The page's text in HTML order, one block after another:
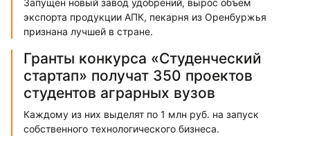
экспорта продукции АПК, пекарня из Оренбуржья
признана лучшей в стране.
Гранты конкурса «Студенческий
стартап» получат 350 проектов
студентов аграрных вузов
Каждому из них выделят по 1 млн руб. на запуск
собственного технологического бизнеса.